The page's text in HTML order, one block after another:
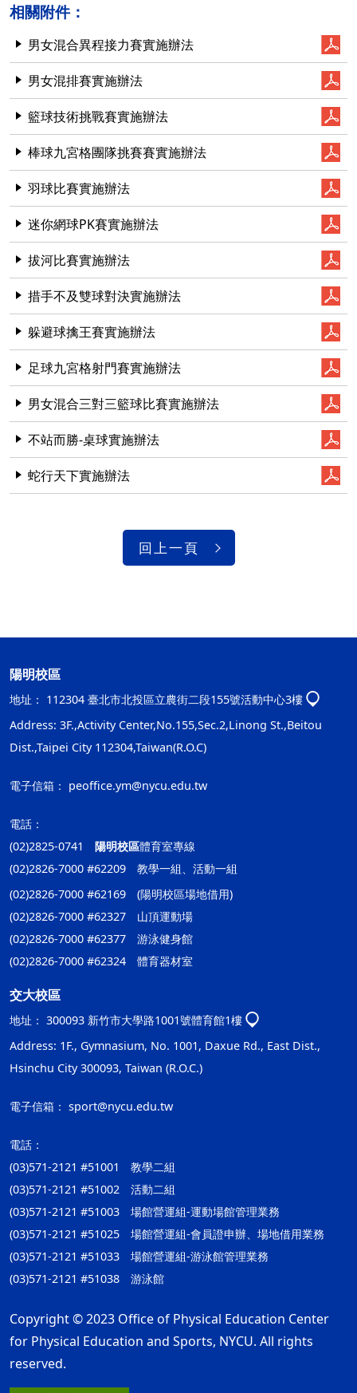
相關附件：
男女混合異程接力賽實施辦法
男女混排賽實施辦法
籃球技術挑戰賽實施辦法
棒球九宮格團隊挑賽賽實施辦法
羽球比賽實施辦法
迷你網球PK賽實施辦法
拔河比賽實施辦法
措手不及雙球對決實施辦法
躲避球擒王賽實施辦法
足球九宮格射門賽實施辦法
男女混合三對三籃球比賽實施辦法
不站而勝-桌球實施辦法
蛇行天下實施辦法
回上一頁
陽明校區
地址： 112304 臺北市北投區立農街二段155號活動中心3樓
Address: 3F.,Activity Center,No.155,Sec.2,Linong St.,Beitou
Dist.,Taipei City 112304,Taiwan(R.O.C)
電子信箱： peoffice.ym@nycu.edu.tw
電話：
(02)2825-0741 陽明校區體育室專線
(02)2826-7000 #62209 教學一組、活動一組
(02)2826-7000 #62169 (陽明校區場地借用)
(02)2826-7000 #62327 山頂運動場
(02)2826-7000 #62377 游泳健身館
(02)2826-7000 #62324 體育器材室
交大校區
地址： 300093 新竹市大學路1001號體育館1樓
Address: 1F., Gymnasium, No. 1001, Daxue Rd., East Dist.,
Hsinchu City 300093, Taiwan (R.O.C.)
電子信箱： sport@nycu.edu.tw
電話：
(03)571-2121 #51001 教學二組
(03)571-2121 #51002 活動二組
(03)571-2121 #51003 場館營運組-運動場館管理業務
(03)571-2121 #51025 場館營運組-會員證申辦、場地借用業務
(03)571-2121 #51033 場館營運組-游泳館管理業務
(03)571-2121 #51038 游泳館
Copyright © 2023 Office of Physical Education Center
for Physical Education and Sports, NYCU. All rights
reserved.